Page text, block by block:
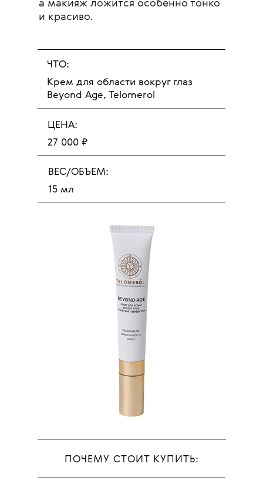
а макияж ложится особенно тонко
и красиво.
ЧТО:
Крем для области вокруг глаз
Beyond Age, Telomerol
ЦЕНА:
27 000 ₽
ВЕС/ОБЪЕМ:
15 мл
ПОЧЕМУ СТОИТ КУПИТЬ: